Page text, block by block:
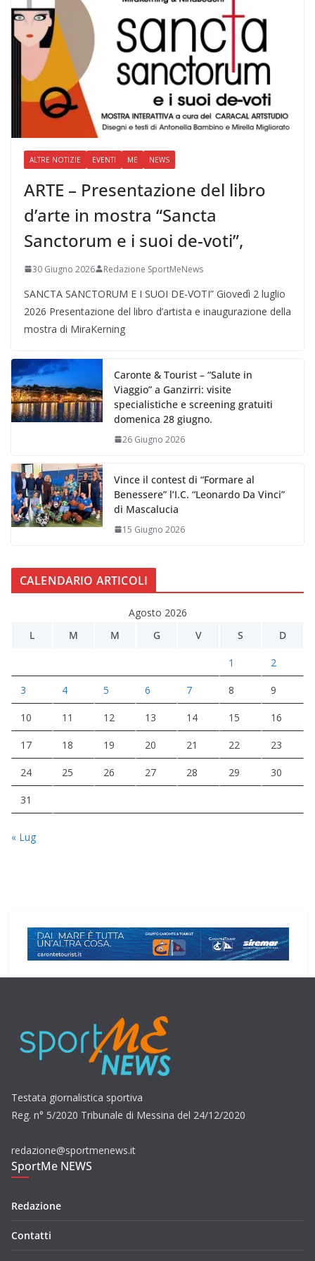
ALTRE NOTIZIE EVENTI ME NEWS
ARTE – Presentazione del libro
d’arte in mostra “Sancta
Sanctorum e i suoi de-voti”,
30 Giugno 2026 Redazione SportMeNews
SANCTA SANCTORUM E I SUOI DE-VOTI” Giovedì 2 luglio
2026 Presentazione del libro d’artista e inaugurazione della
mostra di MiraKerning
Caronte & Tourist – “Salute in
Viaggio” a Ganzirri: visite
specialistiche e screening gratuiti
domenica 28 giugno.
26 Giugno 2026
Vince il contest di “Formare al
Benessere” l’I.C. “Leonardo Da Vinci”
di Mascalucia
15 Giugno 2026
CALENDARIO ARTICOLI
Agosto 2026
L
M M G V S D
1 2
3 4 5 6 7 8 9
10 11 12 13 14 15 16
17 18 19 20 21 22 23
24 25 26 27 28 29 30
31
« Lug
Testata giornalistica sportiva
Reg. n° 5/2020 Tribunale di Messina del 24/12/2020
redazione@sportmenews.it
SportMe NEWS
Redazione
Contatti